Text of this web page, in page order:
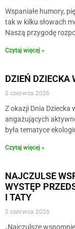
Wspaniałe humory,
tak w kilku słowach
Naszą przygodę
Czytaj więcej »
DZIEŃ DZIECKA
2 czerwca 2026
Z okazji Dnia Dziecka
angażujących
była tematyce
Czytaj więcej »
NAJCZULSE
WYSTĘP
I TATY
2 czerwca 2026
„Najczulsze